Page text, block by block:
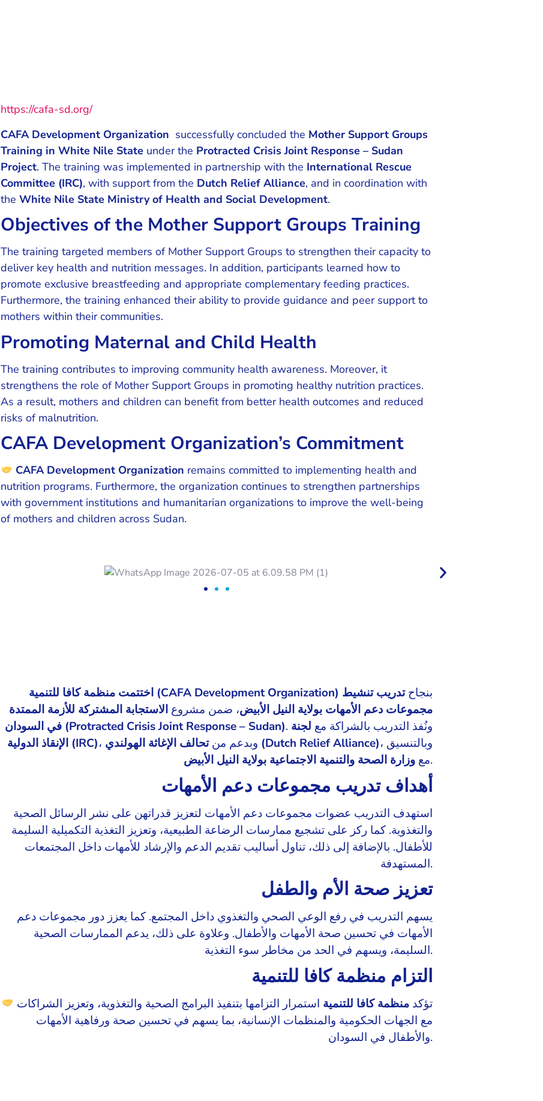
https://cafa-sd.org/
CAFA Development Organization successfully concluded the Mother Support Groups
Training in White Nile Stateunder the Protracted Crisis Joint Response – Sudan
Project. The training was implemented in partnership with the International Rescue
Committee (IRC), with support from the Dutch Relief Alliance, and in coordination with
the White Nile State Ministry of Health and Social Development.
Objectives of the Mother Support Groups Training
The training targeted members of Mother Support Groups to strengthen their capacity to
deliver key health and nutrition messages. In addition, participants learned how to
promote exclusive breastfeeding and appropriate complementary feeding practices.
Furthermore, the training enhanced their ability to provide guidance and peer support to
mothers within their communities.
Promoting Maternal and Child Health
The training contributes to improving community health awareness. Moreover, it
strengthens the role of Mother Support Groups in promoting healthy nutrition practices.
As a result, mothers and children can benefit from better health outcomes and reduced
risks of malnutrition.
CAFA Development Organization’s Commitment
CAFA Development Organization remains committed to implementing health and
nutrition programs. Furthermore, the organization continues to strengthen partnerships
with government institutions and humanitarian organizations to improve the well-being
of mothers and children across Sudan.
اختتمت منظمة كافا للتنمية (CAFA Development Organization) بنجاحتدريب تنشيط
مجموعات دعم الأمهات بولاية النيل الأبيض، ضمن مشروعالاستجابة المشتركة للأزمة الممتدة
في السودان (Protracted Crisis Joint Response – Sudan)
. ونُفذ التدريب بالشراكة مع لجنة
الإنقاذ الدولية (IRC)
، وبدعم من تحالف الإغاثة الهولندي (Dutch Relief Alliance)، وبالتنسيق
معوزارة الصحة والتنمية الاجتماعية بولاية النيل الأبيض .
أهداف تدريب مجموعات دعم الأمهات
استهدف التدريب عضوات مجموعات دعم الأمهات لتعزيز قدراتهن على نشر الرسائل الصحية
والتغذوية. كما ركز على تشجيع ممارسات الرضاعة الطبيعية، وتعزيز التغذية التكميلية السليمة
للأطفال. بالإضافة إلى ذلك، تناول أساليب تقديم الدعم والإرشاد للأمهات داخل المجتمعات
المستهدفة.
تعزيز صحة الأم والطفل
يسهم التدريب في رفع الوعي الصحي والتغذوي داخل المجتمع. كما يعزز دور مجموعات دعم
الأمهات في تحسين صحة الأمهات والأطفال. وعلاوة على ذلك، يدعم الممارسات الصحية
السليمة، ويسهم في الحد من مخاطر سوء التغذية.
التزام منظمة كافا للتنمية
تؤكدمنظمة كافا للتنمية استمرار التزامها بتنفيذ البرامج الصحية والتغذوية، وتعزيز الشراكات
مع الجهات الحكومية والمنظمات الإنسانية، بما يسهم في تحسين صحة ورفاهية الأمهات
والأطفال في السودان.